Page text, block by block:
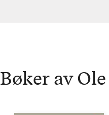
Bøker av